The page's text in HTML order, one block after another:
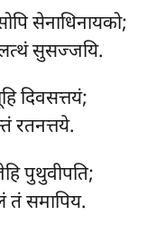
सेनाधिनायको;
सुसज्जयि.
दिवसत्तयं;
रतनत्तये.
पुथुवीपति;
तं समापिय.